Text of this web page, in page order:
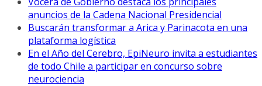
anuncios de la Cadena Nacional Presidencial
Buscarán transformar a Arica y Parinacota en una
plataforma logística
En el Año del Cerebro, EpiNeuro invita a estudiantes
de todo Chile a participar en concurso sobre
neurociencia